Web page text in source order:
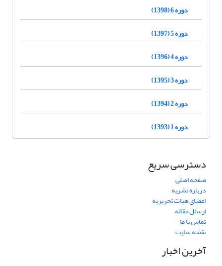
دوره 6 (1398)
دوره 5 (1397)
دوره 4 (1396)
دوره 3 (1395)
دوره 2 (1394)
دوره 1 (1393)
دسترسی سریع
صفحه اصلی
درباره نشریه
اعضای هیات تحریریه
ارسال مقاله
تماس با ما
نقشه سایت
آخرین اخبار